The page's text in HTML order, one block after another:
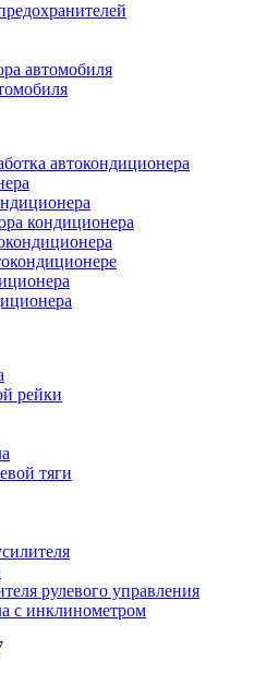
автомобиля
автокондиционера
кондиционера
рейки
тяги
рулевого управления
с инклинометром